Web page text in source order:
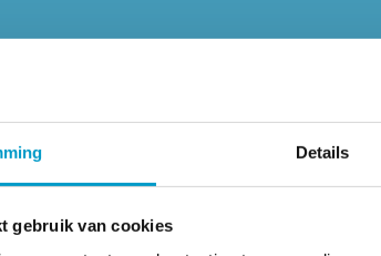
Details
gebruik van cookies